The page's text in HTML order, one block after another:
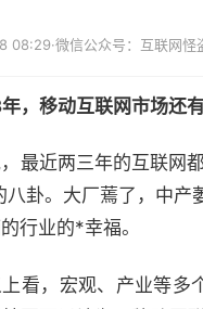
08:29·微信公众号：互联网怪
，移动互联网市场还
最近两三年的互联网
八卦。大厂蔫了，中
行业的*幸福。
看，宏观、产业等多